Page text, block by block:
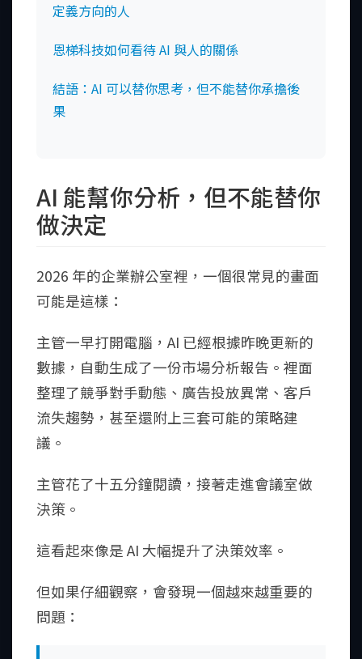
定義方向的人
恩梯科技如何看待 AI 與人的關係
結語：AI 可以替你思考，但不能替你承擔後
果
AI 能幫你分析，但不能替你
做決定
2026 年的企業辦公室裡，一個很常見的畫面
可能是這樣：
主管一早打開電腦，AI 已經根據昨晚更新的
數據，自動生成了一份市場分析報告。裡面
整理了競爭對手動態、廣告投放異常、客戶
流失趨勢，甚至還附上三套可能的策略建
議。
主管花了十五分鐘閱讀，接著走進會議室做
決策。
這看起來像是 AI 大幅提升了決策效率。
但如果仔細觀察，會發現一個越來越重要的
問題：